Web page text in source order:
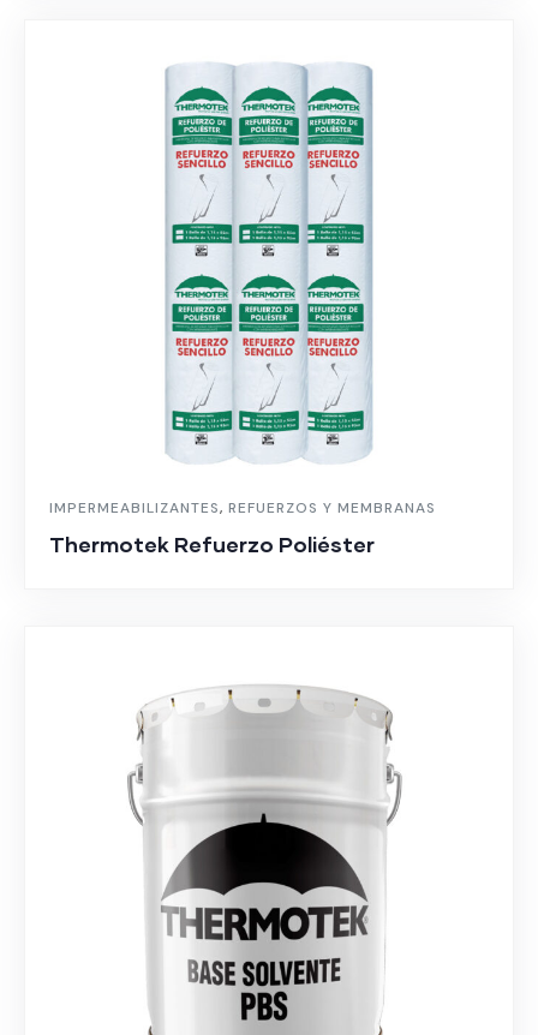
IMPERMEABILIZANTES, REFUERZOS Y MEMBRANAS
Thermotek Refuerzo Poliéster